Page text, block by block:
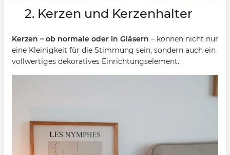
2. Kerzen und Kerzenhalter
Kerzen – ob normale oder in Gläsern – können nicht nur
eine Kleinigkeit für die Stimmung sein, sondern auch ein
vollwertiges dekoratives Einrichtungselement.